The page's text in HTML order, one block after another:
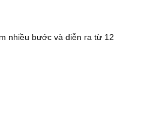
nhiều bước và diễn ra từ 12